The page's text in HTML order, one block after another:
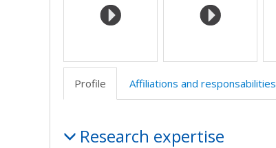
Profile Affiliations and responsabilities
Research expertise